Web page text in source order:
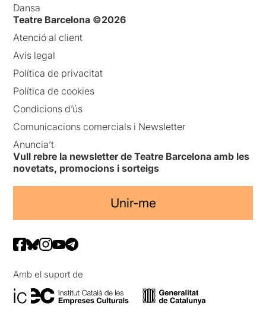
Dansa
Teatre Barcelona ©2026
Atenció al client
Avís legal
Política de privacitat
Política de cookies
Condicions d’ús
Comunicacions comercials i Newsletter
Anuncia’t
Vull rebre la newsletter de Teatre Barcelona amb les
novetats, promocions i sorteigs
Unir-me
Amb el suport de